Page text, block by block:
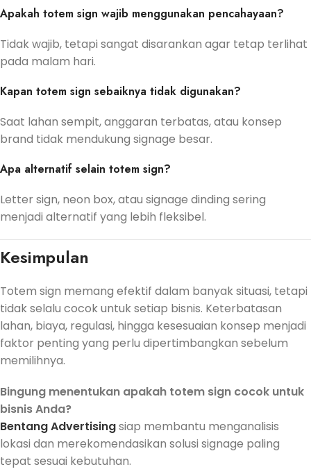
Apakah totem sign wajib menggunakan pencahayaan?
Tidak wajib, tetapi sangat disarankan agar tetap terlihat
pada malam hari.
Kapan totem sign sebaiknya tidak digunakan?
Saat lahan sempit, anggaran terbatas, atau konsep
brand tidak mendukung signage besar.
Apa alternatif selain totem sign?
Letter sign, neon box, atau signage dinding sering
menjadi alternatif yang lebih fleksibel.
Kesimpulan
Totem sign memang efektif dalam banyak situasi, tetapi
tidak selalu cocok untuk setiap bisnis. Keterbatasan
lahan, biaya, regulasi, hingga kesesuaian konsep menjadi
faktor penting yang perlu dipertimbangkan sebelum
memilihnya.
Bingung menentukan apakah totem sign cocok untuk
bisnis Anda?
Bentang Advertisingsiap membantu menganalisis
lokasi dan merekomendasikan solusi signage paling
tepat sesuai kebutuhan.